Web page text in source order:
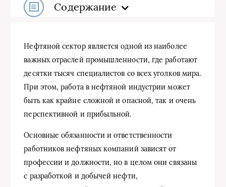
Содержание
Нефтяной сектор является одной из наиболее
важных отраслей промышленности, где работают
десятки тысяч специалистов со всех уголков мира.
При этом, работа в нефтяной индустрии может
быть как крайне сложной и опасной, так и очень
перспективной и прибыльной.
Основные обязанности и ответственности
работников нефтяных компаний зависят от
профессии и должности, но в целом они связаны
с разработкой и добычей нефти,